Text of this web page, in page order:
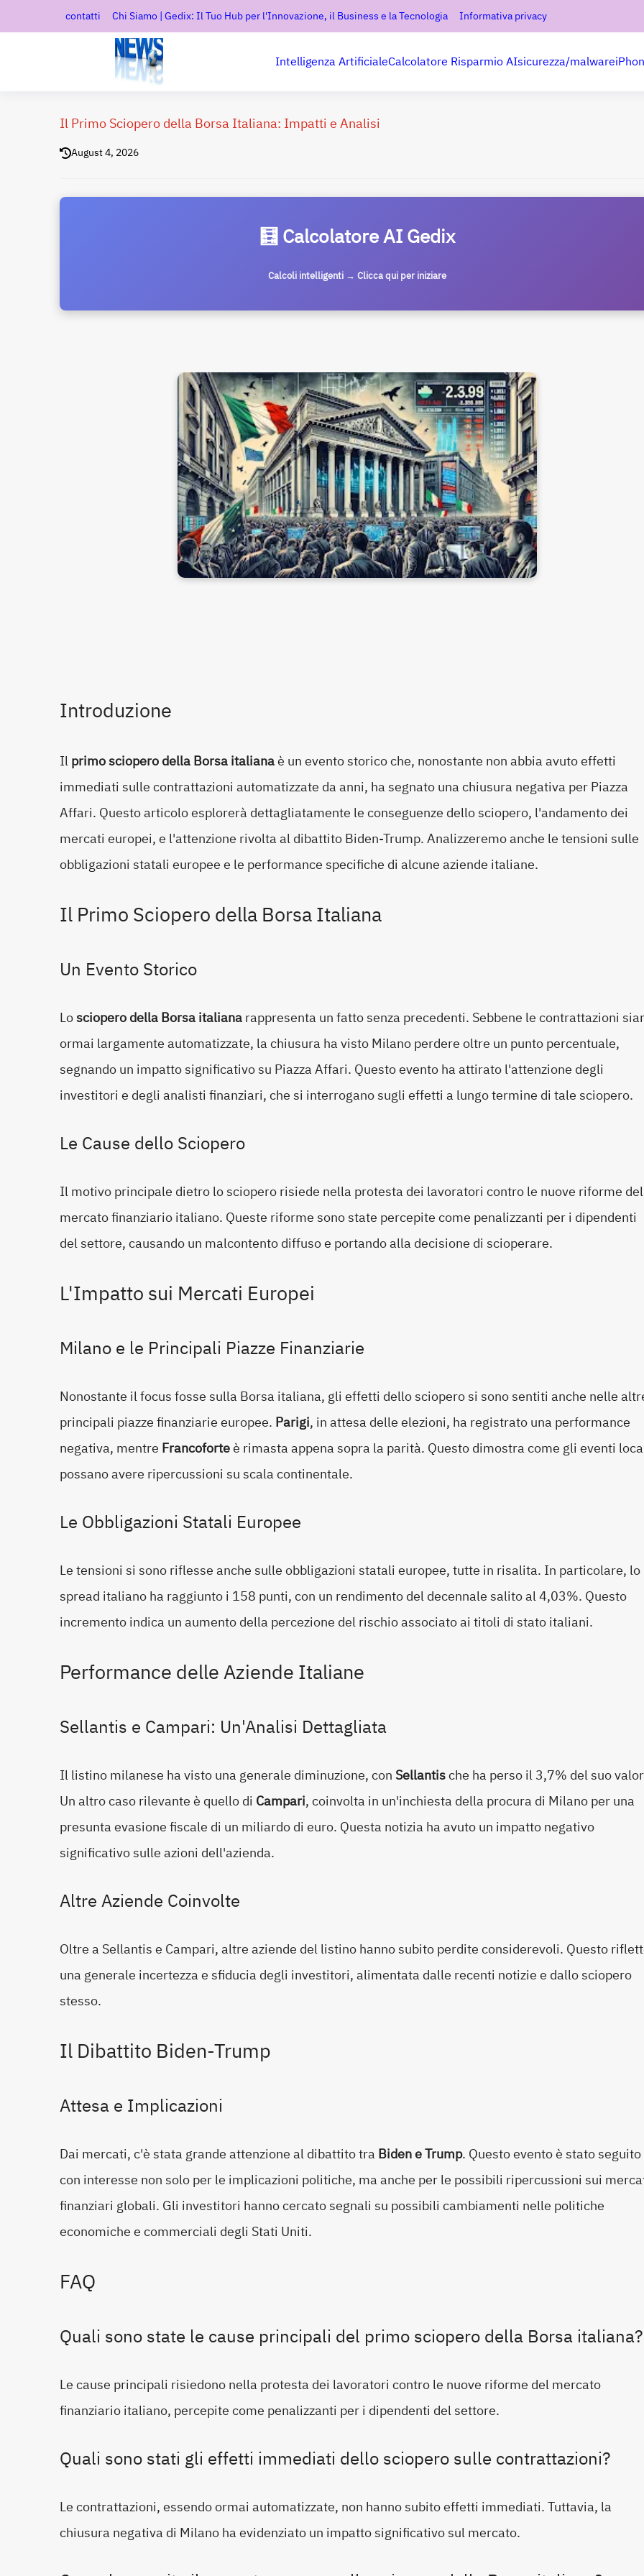
contatti Chi Siamo | Gedix: Il Tuo Hub per l'Innovazione, il Business e la Tecnologia Informativa privacy
Intelligenza ArtificialeCalcolatore Risparmio AIsicurezza/malware
Il Primo Sciopero della Borsa Italiana: Impatti e Analisi
August 4, 2026
🧮 Calcolatore AI Gedix
Calcoli intelligenti → Clicca qui per iniziare
Introduzione
Ilprimo sciopero della Borsa italianaè un evento storico che, nonostante non abbia avuto effetti
immediati sulle contrattazioni automatizzate da anni, ha segnato una chiusura negativa per Piazza
Affari. Questo articolo esplorerà dettagliatamente le conseguenze dello sciopero, l'andamento dei
mercati europei, e l'attenzione rivolta al dibattito Biden-Trump. Analizzeremo anche le tensioni sulle
obbligazioni statali europee e le performance specifiche di alcune aziende italiane.
Il Primo Sciopero della Borsa Italiana
Un Evento Storico
Losciopero della Borsa italianarappresenta un fatto senza precedenti. Sebbene le contrattazioni
ormai largamente automatizzate, la chiusura ha visto Milano perdere oltre un punto percentuale,
segnando un impatto significativo su Piazza Affari. Questo evento ha attirato l'attenzione degli
investitori e degli analisti finanziari, che si interrogano sugli effetti a lungo termine di tale sciopero.
Le Cause dello Sciopero
Il motivo principale dietro lo sciopero risiede nella protesta dei lavoratori contro le nuove riforme del
mercato finanziario italiano. Queste riforme sono state percepite come penalizzanti per i dipendenti
del settore, causando un malcontento diffuso e portando alla decisione di scioperare.
L'Impatto sui Mercati Europei
Milano e le Principali Piazze Finanziarie
Nonostante il focus fosse sulla Borsa italiana, gli effetti dello sciopero si sono sentiti anche nelle
principali piazze finanziarie europee. Parigi, in attesa delle elezioni, ha registrato una performance
negativa, mentre Francoforteè rimasta appena sopra la parità. Questo dimostra come gli eventi
possano avere ripercussioni su scala continentale.
Le Obbligazioni Statali Europee
Le tensioni si sono riflesse anche sulle obbligazioni statali europee, tutte in risalita. In particolare, lo
spread italiano ha raggiunto i 158 punti, con un rendimento del decennale salito al 4,03%. Questo
incremento indica un aumento della percezione del rischio associato ai titoli di stato italiani.
Performance delle Aziende Italiane
Sellantis e Campari: Un'Analisi Dettagliata
Il listino milanese ha visto una generale diminuzione, conSellantische ha perso il 3,7% del suo
Un altro caso rilevante è quello di Campari, coinvolta in un'inchiesta della procura di Milano per una
presunta evasione fiscale di un miliardo di euro. Questa notizia ha avuto un impatto negativo
significativo sulle azioni dell'azienda.
Altre Aziende Coinvolte
Oltre a Sellantis e Campari, altre aziende del listino hanno subito perdite considerevoli. Questo
una generale incertezza e sfiducia degli investitori, alimentata dalle recenti notizie e dallo sciopero
stesso.
Il Dibattito Biden-Trump
Attesa e Implicazioni
Dai mercati, c'è stata grande attenzione al dibattito tra Biden e Trump. Questo evento è stato seguito
con interesse non solo per le implicazioni politiche, ma anche per le possibili ripercussioni sui
finanziari globali. Gli investitori hanno cercato segnali su possibili cambiamenti nelle politiche
economiche e commerciali degli Stati Uniti.
FAQ
Quali sono state le cause principali del primo sciopero della Borsa italiana?
Le cause principali risiedono nella protesta dei lavoratori contro le nuove riforme del mercato
finanziario italiano, percepite come penalizzanti per i dipendenti del settore.
Quali sono stati gli effetti immediati dello sciopero sulle contrattazioni?
Le contrattazioni, essendo ormai automatizzate, non hanno subito effetti immediati. Tuttavia, la
chiusura negativa di Milano ha evidenziato un impatto significativo sul mercato.